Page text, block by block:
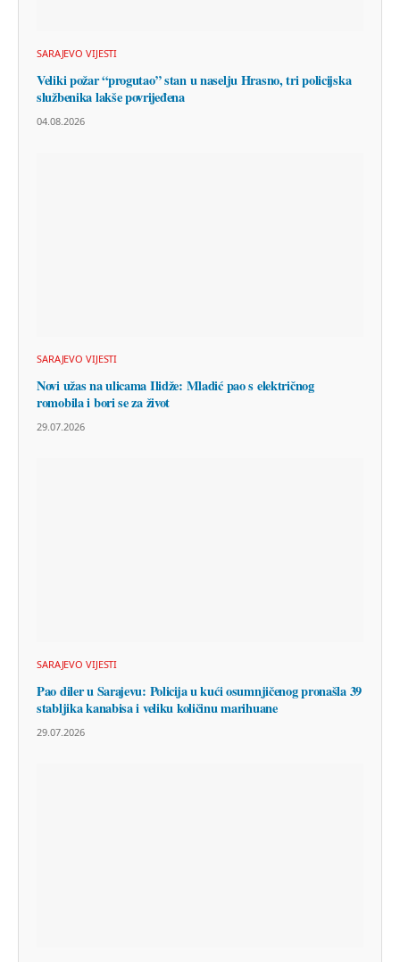
SARAJEVO VIJESTI
Veliki požar “progutao” stan u naselju Hrasno, tri policijska
službenika lakše povrijeđena
04.08.2026
SARAJEVO VIJESTI
Novi užas na ulicama Ilidže: Mladić pao s električnog
romobila i bori se za život
29.07.2026
SARAJEVO VIJESTI
Pao diler u Sarajevu: Policija u kući osumnjičenog pronašla 39
stabljika kanabisa i veliku količinu marihuane
29.07.2026